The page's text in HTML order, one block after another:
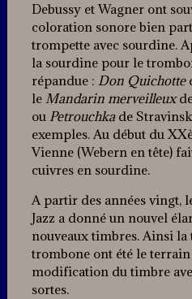
Debussy et Wagner ont
coloration sonore bien
trompette avec sourdine.
la sourdine pour le
répandue : Don Quichotte
le Mandarin merveilleux
ou Petrouchka de
exemples. Au début du
Vienne (Webern en tête)
cuivres en sourdine.
A partir des années vingt,
Jazz a donné un nouvel
nouveaux timbres. Ainsi
trombone ont été le
modification du timbre
sortes.